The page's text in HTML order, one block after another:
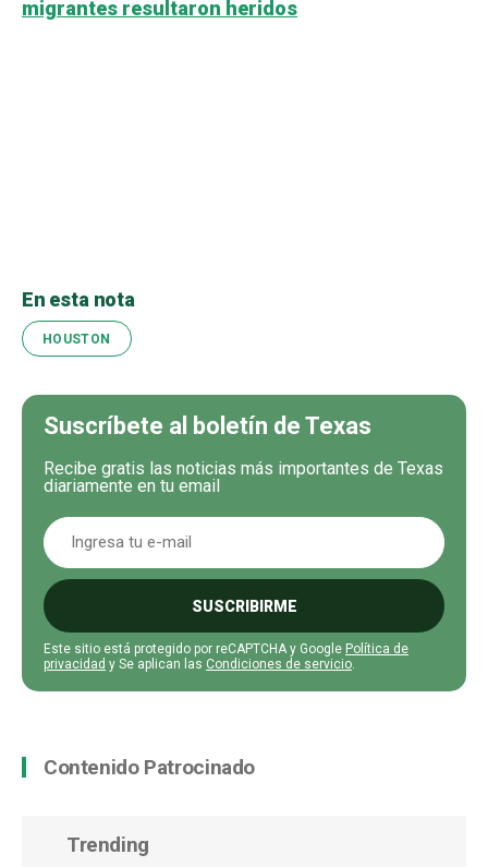
migrantes resultaron heridos
En esta nota
HOUSTON
Suscríbete al boletín de Texas
Recibe gratis las noticias más importantes de Texas
diariamente en tu email
SUSCRIBIRME
Este sitio está protegido por reCAPTCHA y Google Política de
privacidad y Se aplican las Condiciones de servicio.
Contenido Patrocinado
Trending